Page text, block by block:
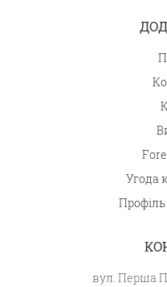
Угода
вул. Перша